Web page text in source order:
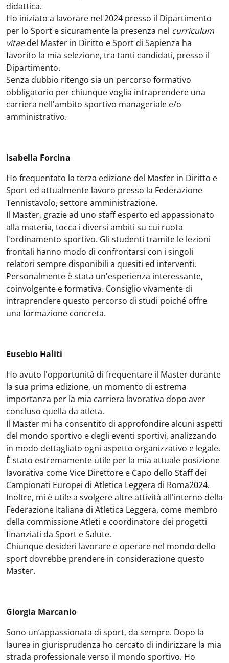
didattica.
Ho iniziato a lavorare nel 2024 presso il Dipartimento
per lo Sport e sicuramente la presenza nel curriculum
vitaedel Master in Diritto e Sport di Sapienza ha
favorito la mia selezione, tra tanti candidati, presso il
Dipartimento.
Senza dubbio ritengo sia un percorso formativo
obbligatorio per chiunque voglia intraprendere una
carriera nell'ambito sportivo manageriale e/o
amministrativo.
Isabella Forcina
Ho frequentato la terza edizione del Master in Diritto e
Sport ed attualmente lavoro presso la Federazione
Tennistavolo, settore amministrazione.
Il Master, grazie ad uno staff esperto ed appassionato
alla materia, tocca i diversi ambiti su cui ruota
l'ordinamento sportivo. Gli studenti tramite le lezioni
frontali hanno modo di confrontarsi con i singoli
relatori sempre disponibili a quesiti ed interventi.
Personalmente è stata un'esperienza interessante,
coinvolgente e formativa. Consiglio vivamente di
intraprendere questo percorso di studi poiché offre
una formazione concreta.
Eusebio Haliti
Ho avuto l'opportunità di frequentare il Master durante
la sua prima edizione, un momento di estrema
importanza per la mia carriera lavorativa dopo aver
concluso quella da atleta.
Il Master mi ha consentito di approfondire alcuni aspetti
del mondo sportivo e degli eventi sportivi, analizzando
in modo dettagliato ogni aspetto organizzativo e legale.
È stato estremamente utile per la mia attuale posizione
lavorativa come Vice Direttore e Capo dello Staff dei
Campionati Europei di Atletica Leggera di Roma2024.
Inoltre, mi è utile a svolgere altre attività all'interno della
Federazione Italiana di Atletica Leggera, come membro
della commissione Atleti e coordinatore dei progetti
finanziati da Sport e Salute.
Chiunque desideri lavorare e operare nel mondo dello
sport dovrebbe prendere in considerazione questo
Master.
Giorgia Marcanio
Sono un’appassionata di sport, da sempre. Dopo la
laurea in giurisprudenza ho cercato di indirizzare la mia
strada professionale verso il mondo sportivo. Ho